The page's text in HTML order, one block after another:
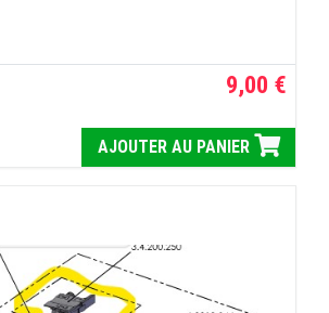
9,00 €
AJOUTER AU PANIER